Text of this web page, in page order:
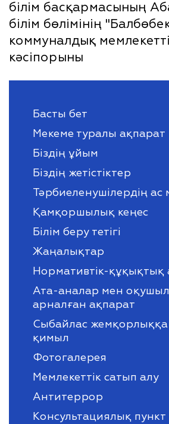
білім басқармасының
білім бөлімінің
коммуналдық
кәсіпорыны
Басты бет
Мекеме туралы ақпарат
Біздің ұйым
Біздің жетістіктер
Тәрбиеленушілердің ас
Қамқоршылық кеңес
Білім беру тетігі
Жаңалықтар
Нормативтік-құқықтық
Ата-аналар мен
арналған ақпарат
Сыбайлас жемқорлыққа
қимыл
Фотогалерея
Мемлекеттік сатып алу
Антитеррор
Консультациялық пункт